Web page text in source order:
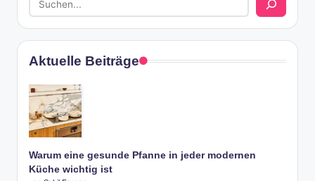
Aktuelle Beiträge
Warum eine gesunde Pfanne in jeder modernen
Küche wichtig ist